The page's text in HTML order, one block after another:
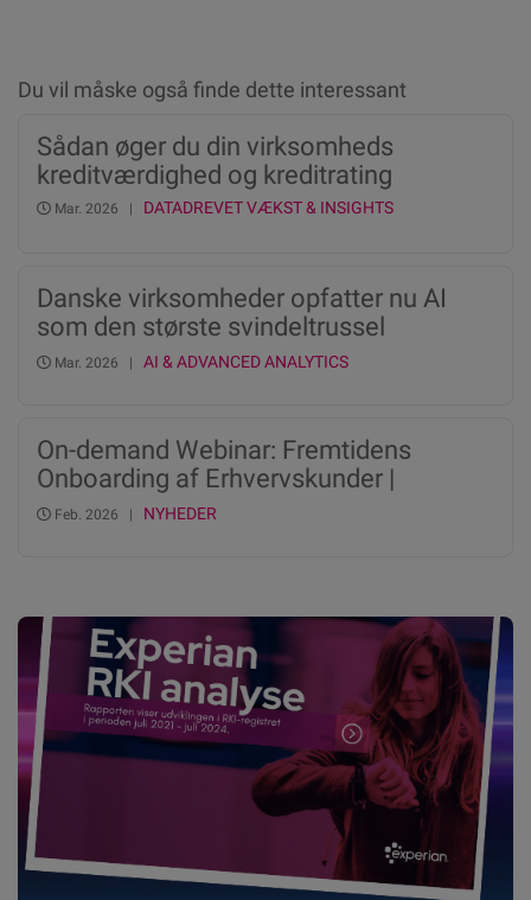
Du vil måske også finde dette interessant
Sådan øger du din virksomheds
kreditværdighed og kreditrating
Mar. 2026 | DATADREVET VÆKST & INSIGHTS
Danske virksomheder opfatter nu AI
som den største svindeltrussel
nogensinde, viser ny undersøgelse fra
Mar. 2026 | AI & ADVANCED ANALYTICS
On-demand Webinar: Fremtidens
Onboarding af Erhvervskunder |
Automatisering, kreditvurdering og
Feb. 2026 | NYHEDER